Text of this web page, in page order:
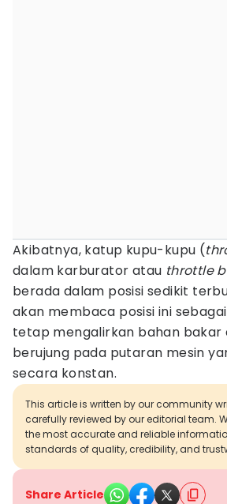
Akibatnya, katup kupu-kupu (
dalam karburator atau throttle
berada dalam posisi sedikit
akan membaca posisi ini
tetap mengalirkan bahan bakar
berujung pada putaran mesin
secara konstan.
This article is written by our community
carefully reviewed by our editorial team.
the most accurate and reliable
standards of quality, credibility, and
Share Article